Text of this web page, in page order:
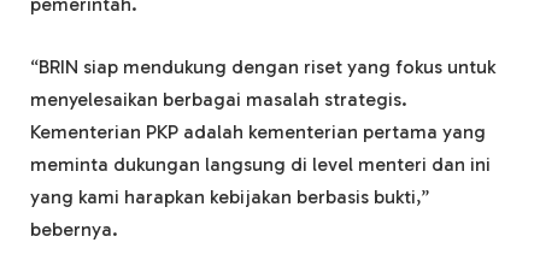
pemerintah.
“BRIN siap mendukung dengan riset yang fokus untuk
menyelesaikan berbagai masalah strategis.
Kementerian PKP adalah kementerian pertama yang
meminta dukungan langsung di level menteri dan ini
yang kami harapkan kebijakan berbasis bukti,”
bebernya.